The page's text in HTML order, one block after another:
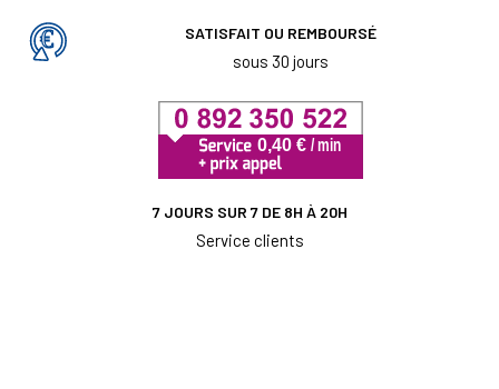
SATISFAIT OU REMBOURSÉ
sous 30 jours
7 JOURS SUR 7 DE 8H À 20H
Service clients